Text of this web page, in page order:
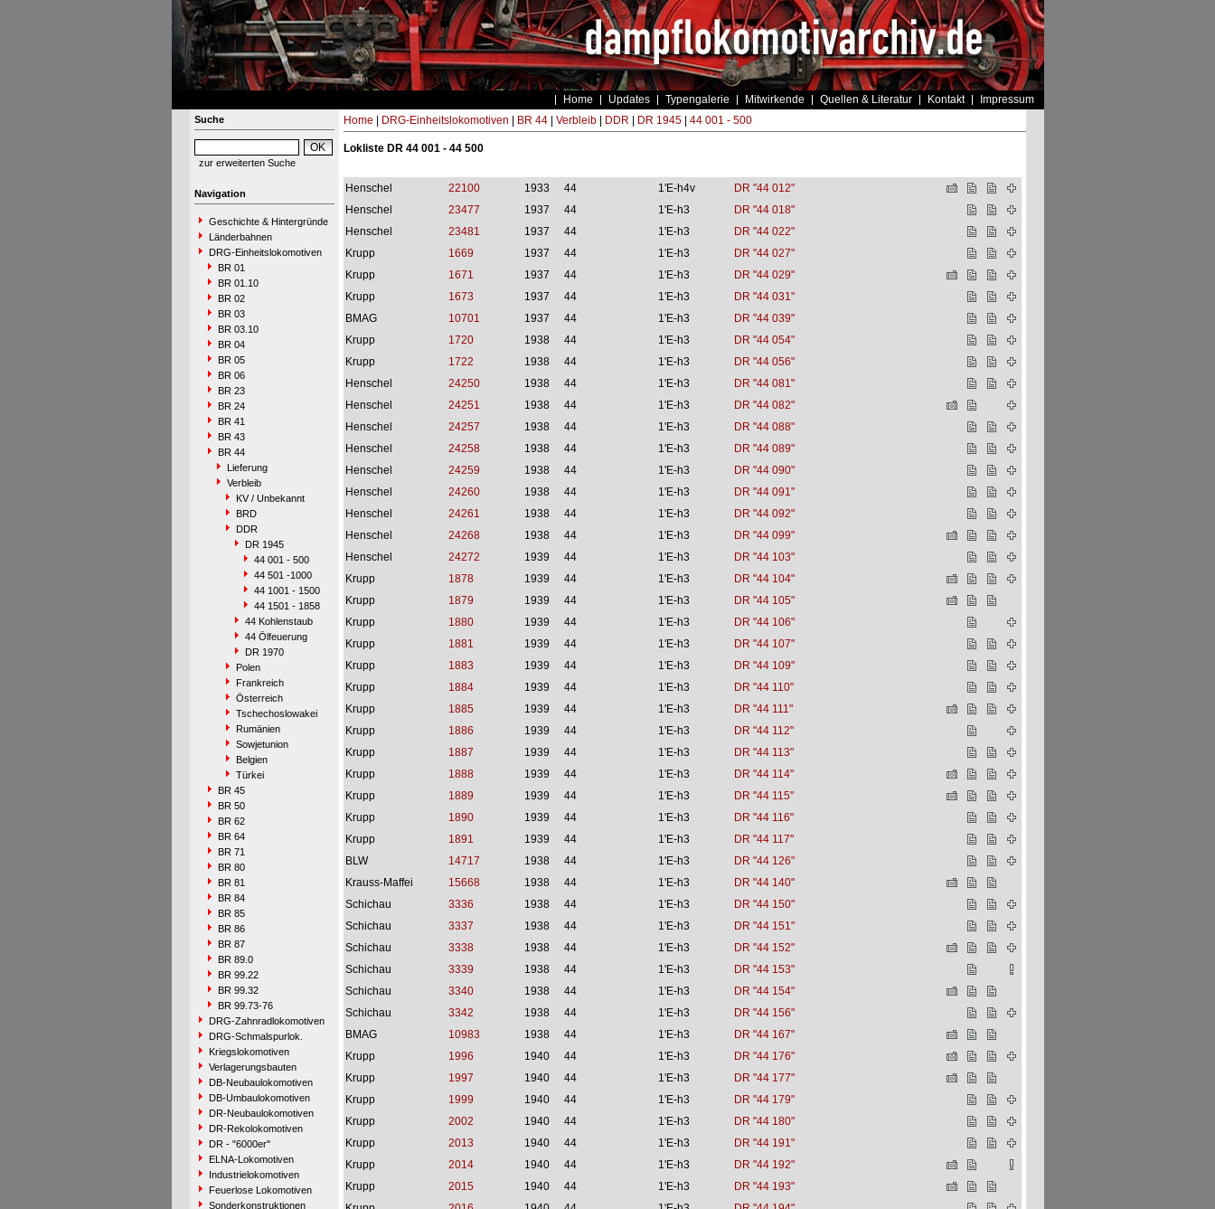
Home Updates Typengalerie Mitwirkende Quellen & Literatur Kontakt Impressum
Suche
zur erweiterten Suche
Navigation
Geschichte & Hintergründe
Länderbahnen
DRG-Einheitslokomotiven
BR 01
BR 01.10
BR 02
BR 03
BR 03.10
BR 04
BR 05
BR 06
BR 23
BR 24
BR 41
BR 43
BR 44
Lieferung
Verbleib
KV / Unbekannt
BRD
DDR
DR 1945
44 001 - 500
44 501 -1000
44 1001 - 1500
44 1501 - 1858
44 Kohlenstaub
44 Ölfeuerung
DR 1970
Polen
Frankreich
Österreich
Tschechoslowakei
Rumänien
Sowjetunion
Belgien
Türkei
BR 45
BR 50
BR 62
BR 64
BR 71
BR 80
BR 81
BR 84
BR 85
BR 86
BR 87
BR 89.0
BR 99.22
BR 99.32
BR 99.73-76
DRG-Zahnradlokomotiven
DRG-Schmalspurlok.
Kriegslokomotiven
Verlagerungsbauten
DB-Neubaulokomotiven
DB-Umbaulokomotiven
DR-Neubaulokomotiven
DR-Rekolokomotiven
DR - "6000er"
ELNA-Lokomotiven
Industrielokomotiven
Feuerlose Lokomotiven
Sonderkonstruktionen
Home DRG-Einheitslokomotiven BR 44| Verbleib| DDR DR 1945| 44 001 - 500
Lokliste DR 44 001 - 44 500
Henschel 22100 1933 44 1'E-h4v
DR "44 012"
Henschel
23477 1937 44 1'E-h3
DR "44 018"
Henschel
23481 1937 44 1'E-h3
DR "44 022"
Krupp
1669 1937 44 1'E-h3
DR "44 027"
Krupp
1671 1937 44 1'E-h3
DR "44 029"
Krupp
1673 1937 44 1'E-h3
DR "44 031"
BMAG
10701 1937 44 1'E-h3
DR "44 039"
Krupp
1720 1938 44 1'E-h3
DR "44 054"
Krupp
1722 1938 44 1'E-h3
DR "44 056"
Henschel
24250 1938 44 1'E-h3
DR "44 081"
Henschel
24251 1938 44 1'E-h3
DR "44 082"
Henschel
24257 1938 44 1'E-h3
DR "44 088"
Henschel
24258 1938 44 1'E-h3
DR "44 089"
Henschel
24259 1938 44 1'E-h3
DR "44 090"
Henschel
24260 1938 44 1'E-h3
DR "44 091"
Henschel
24261 1938 44 1'E-h3
DR "44 092"
Henschel
24268 1938 44 1'E-h3
DR "44 099"
Henschel
24272 1939 44 1'E-h3
DR "44 103"
Krupp
1878 1939 44 1'E-h3
DR "44 104"
Krupp
1879 1939 44 1'E-h3
DR "44 105"
Krupp
1880 1939 44 1'E-h3
DR "44 106"
Krupp
1881 1939 44 1'E-h3
DR "44 107"
Krupp
1883 1939 44 1'E-h3
DR "44 109"
Krupp
1884 1939 44 1'E-h3
DR "44 110"
Krupp
1885 1939 44 1'E-h3
DR "44 111"
Krupp
1886 1939 44 1'E-h3
DR "44 112"
Krupp
1887 1939 44 1'E-h3
DR "44 113"
Krupp
1888 1939 44 1'E-h3
DR "44 114"
Krupp
1889 1939 44 1'E-h3
DR "44 115"
Krupp
1890 1939 44 1'E-h3
DR "44 116"
Krupp
1891 1939 44 1'E-h3
DR "44 117"
BLW
14717 1938 44 1'E-h3
DR "44 126"
Krauss-Maffei
15668 1938 44 1'E-h3
DR "44 140"
Schichau
3336 1938 44 1'E-h3
DR "44 150"
Schichau
3337 1938 44 1'E-h3
DR "44 151"
Schichau
3338 1938 44 1'E-h3
DR "44 152"
Schichau
3339 1938 44 1'E-h3
DR "44 153"
Schichau
3340 1938 44 1'E-h3
DR "44 154"
Schichau
3342 1938 44 1'E-h3
DR "44 156"
BMAG
10983 1938 44 1'E-h3
DR "44 167"
Krupp
1996 1940 44 1'E-h3
DR "44 176"
Krupp
1997 1940 44 1'E-h3
DR "44 177"
Krupp
1999 1940 44 1'E-h3
DR "44 179"
Krupp
2002 1940 44 1'E-h3
DR "44 180"
Krupp
2013 1940 44 1'E-h3
DR "44 191"
Krupp
2014 1940 44 1'E-h3
DR "44 192"
Krupp
2015 1940 44 1'E-h3
DR "44 193"